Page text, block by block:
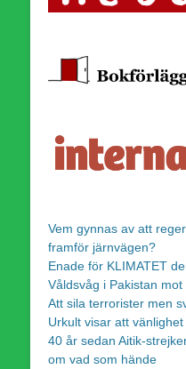
Vem gynnas av att
framför järnvägen?
Enade för KLIMATET
Våldsvåg i Pakistan
Att sila terrorister men
Urkult visar att
40 år sedan Aitik-
om vad som hände